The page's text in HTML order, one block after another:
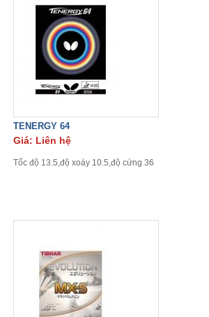
TENERGY 64
Giá: Liên hệ
Tốc độ 13.5,độ xoáy 10.5,độ cứng 36